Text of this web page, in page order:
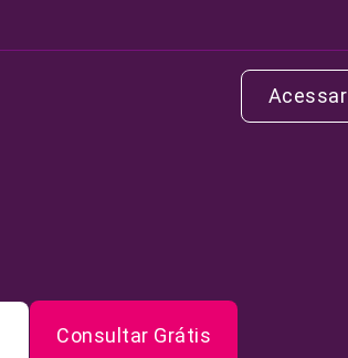
Acessar
Consultar Grátis